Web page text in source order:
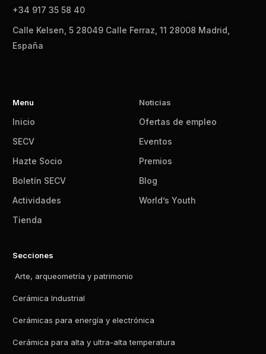
+34 917 35 58 40
Calle Kelsen, 5 28049 Calle Ferraz, 11 28008 Madrid,
España
Menu
Inicio
SECV
Hazte Socio
Boletín SECV
Actividades
Tienda
Noticias
Ofertas de empleo
Eventos
Premios
Blog
World’s Youth
Secciones
Arte, arqueometría y patrimonio
Cerámica Industrial
Cerámicas para energía y electrónica
Cerámica para alta y ultra-alta temperatura